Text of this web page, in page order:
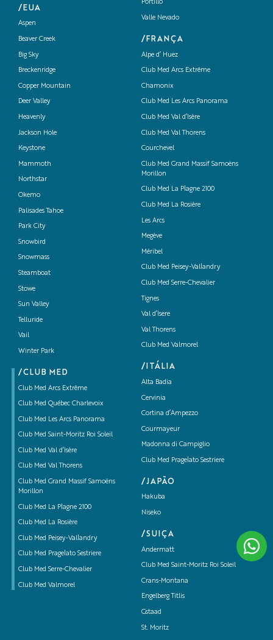
/EUA
Aspen
Beaver Creek
Big Sky
Breckenridge
Copper Mountain
Deer Valley
Heavenly
Jackson Hole
Keystone
Mammoth
Northstar
Okemo
Palisades Tahoe
Park City
Snowbird
Snowmass
Steamboat
Stowe
Sun Valley
Telluride
Vail
Winter Park
/CLUB MED
Club Med Arcs Extrême
Club Med Québec Charlevoix
Club Med Les Arcs Panorama
Club Med Saint-Moritz Roi Soleil
Club Med Val d’Isère
Club Med Val Thorens
Club Med Grand Massif Samoëns
Morillon
Club Med La Plagne 2100
Club Med La Rosière
Club Med Peisey-Vallandry
Club Med Pragelato Sestriere
Club Med Serre-Chevalier
Club Med Valmorel
Portillo
Valle Nevado
/FRANÇA
Alpe d’ Huez
Club Med Arcs Extrême
Chamonix
Club Med Les Arcs Panorama
Club Med Val d’Isère
Club Med Val Thorens
Courchevel
Club Med Grand Massif Samoëns
Morillon
Club Med La Plagne 2100
Club Med La Rosière
Les Arcs
Megève
Méribel
Club Med Peisey-Vallandry
Club Med Serre-Chevalier
Tignes
Val d’Isere
Val Thorens
Club Med Valmorel
/ITÁLIA
Alta Badia
Cervinia
Cortina d’Ampezzo
Courmayeur
Madonna di Campiglio
Club Med Pragelato Sestriere
/JAPÃO
Hakuba
Niseko
/SUIÇA
Andermatt
Club Med Saint-Moritz Roi Soleil
Crans-Montana
Engelberg Titlis
Gstaad
St. Moritz